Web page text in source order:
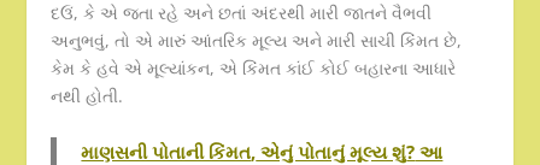
દઉં, કે એ જતા રહે અને છતાં અંદરથી મારી જાતને વૈભવી
અનુભવું, તો એ મારું આંતરિક મૂલ્ય અને મારી સાચી કિંમત છે,
કેમ કે હવે એ મૂલ્યાંકન, એ કિંમત કાંઈ કોઈ બહારના આધારે
નથી હોતી.
માણસની પોતાની કિંમત, એનું પોતાનું મૂલ્ય શું? આ